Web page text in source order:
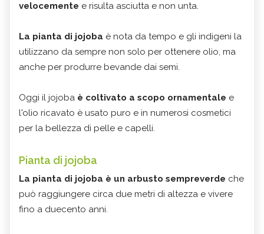
velocemente e risulta asciutta e non unta.
La pianta di jojoba è nota da tempo e gli indigeni la
utilizzano da sempre non solo per ottenere olio, ma
anche per produrre bevande dai semi.
Oggi il jojoba è coltivato a scopo ornamentale e
l'olio ricavato è usato puro e in numerosi cosmetici
per la bellezza di pelle e capelli.
Pianta di jojoba
La pianta di jojoba è un arbusto sempreverde che
può raggiungere circa due metri di altezza e vivere
fino a duecento anni.